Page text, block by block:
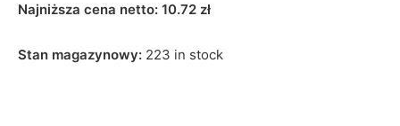
Najniższa cena netto: 10.72 zł
Stan magazynowy: 223 in stock